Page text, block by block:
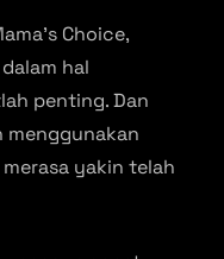
Choice,
hal
penting. Dan
menggunakan
yakin telah